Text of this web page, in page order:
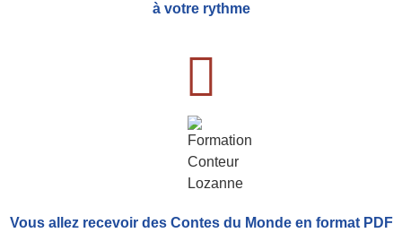
à votre rythme
Vous allez recevoir des Contes du Monde en format PDF